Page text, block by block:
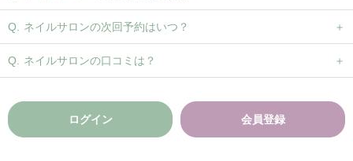
ネイルサロンの次回予約はいつ？
ネイルサロンの口コミは？
ログイン 会員登録